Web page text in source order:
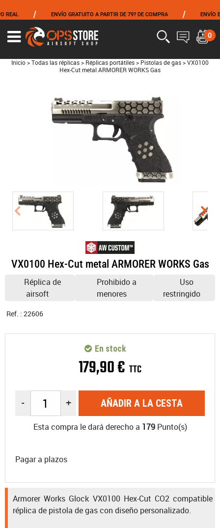
/ ENVÍO GRATUITO A PARTIR DE 79? DE COMPRA / ENVÍO EL
0
Inicio > Todas las réplicas > Réplicas portátiles > Pistolas de gas > VX0100
Hex-Cut metal ARMORER WORKS Gas
VX0100 Hex-Cut metal ARMORER WORKS Gas
Réplica de
airsoft
Prohibido a
menores
Uso
restringido
Ref. : 22606
179,90€ TTC
En stock
- + AÑADIR A LA CESTA
Esta compra le dará derecho a 179Punto(s)
Pagar a plazos
Armorer Works Glock VX0100 Hex-Cut CO2 compatible
réplica de pistola de gas con diseño personalizado.